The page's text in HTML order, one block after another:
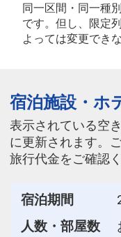
同一区間・同一種
です。但し、限定
よっては変更でき
宿泊施設・ホ
表示されている空
に更新されます。
旅行代金をご確認く
宿泊期間
人数・部屋数